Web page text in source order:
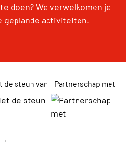
doen? We verwelkomen je
geplande activiteiten.
de steun van Partnerschap met